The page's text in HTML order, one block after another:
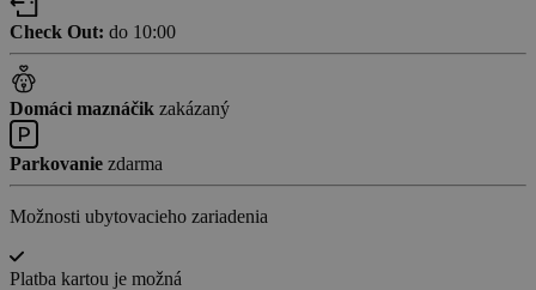
Check Out: do 10:00
Domáci maznáčik zakázaný
Parkovanie zdarma
Možnosti ubytovacieho zariadenia
Platba kartou je možná